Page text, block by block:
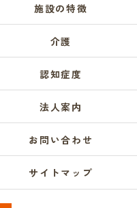
施設の特徴
介護
認知症度
法人案内
お問い合わせ
サイトマップ